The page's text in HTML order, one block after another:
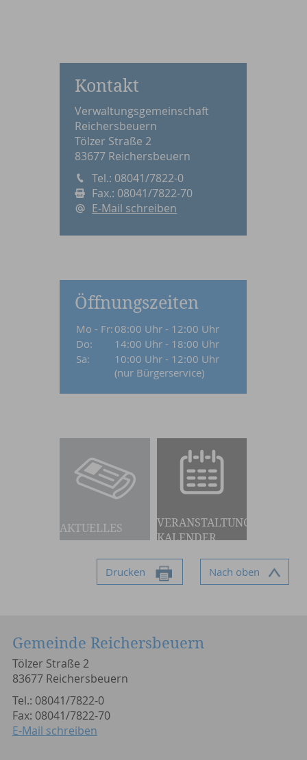
Kontakt
Verwaltungsgemeinschaft
Reichersbeuern
Tölzer Straße 2
83677 Reichersbeuern
Tel.: 08041/7822-0
Fax.: 08041/7822-70
E-Mail schreiben
Öffnungszeiten
Mo - Fr: 08:00 Uhr - 12:00 Uhr
Do:
14:00 Uhr - 18:00 Uhr
Sa:
10:00 Uhr - 12:00 Uhr
(nur Bürgerservice)
AKTUELLES
VERANSTALTUNGS-
KALENDER
Drucken Nach oben
Gemeinde Reichersbeuern
Tölzer Straße 2
83677 Reichersbeuern
Tel.: 08041/7822-0
Fax: 08041/7822-70
E-Mail schreiben